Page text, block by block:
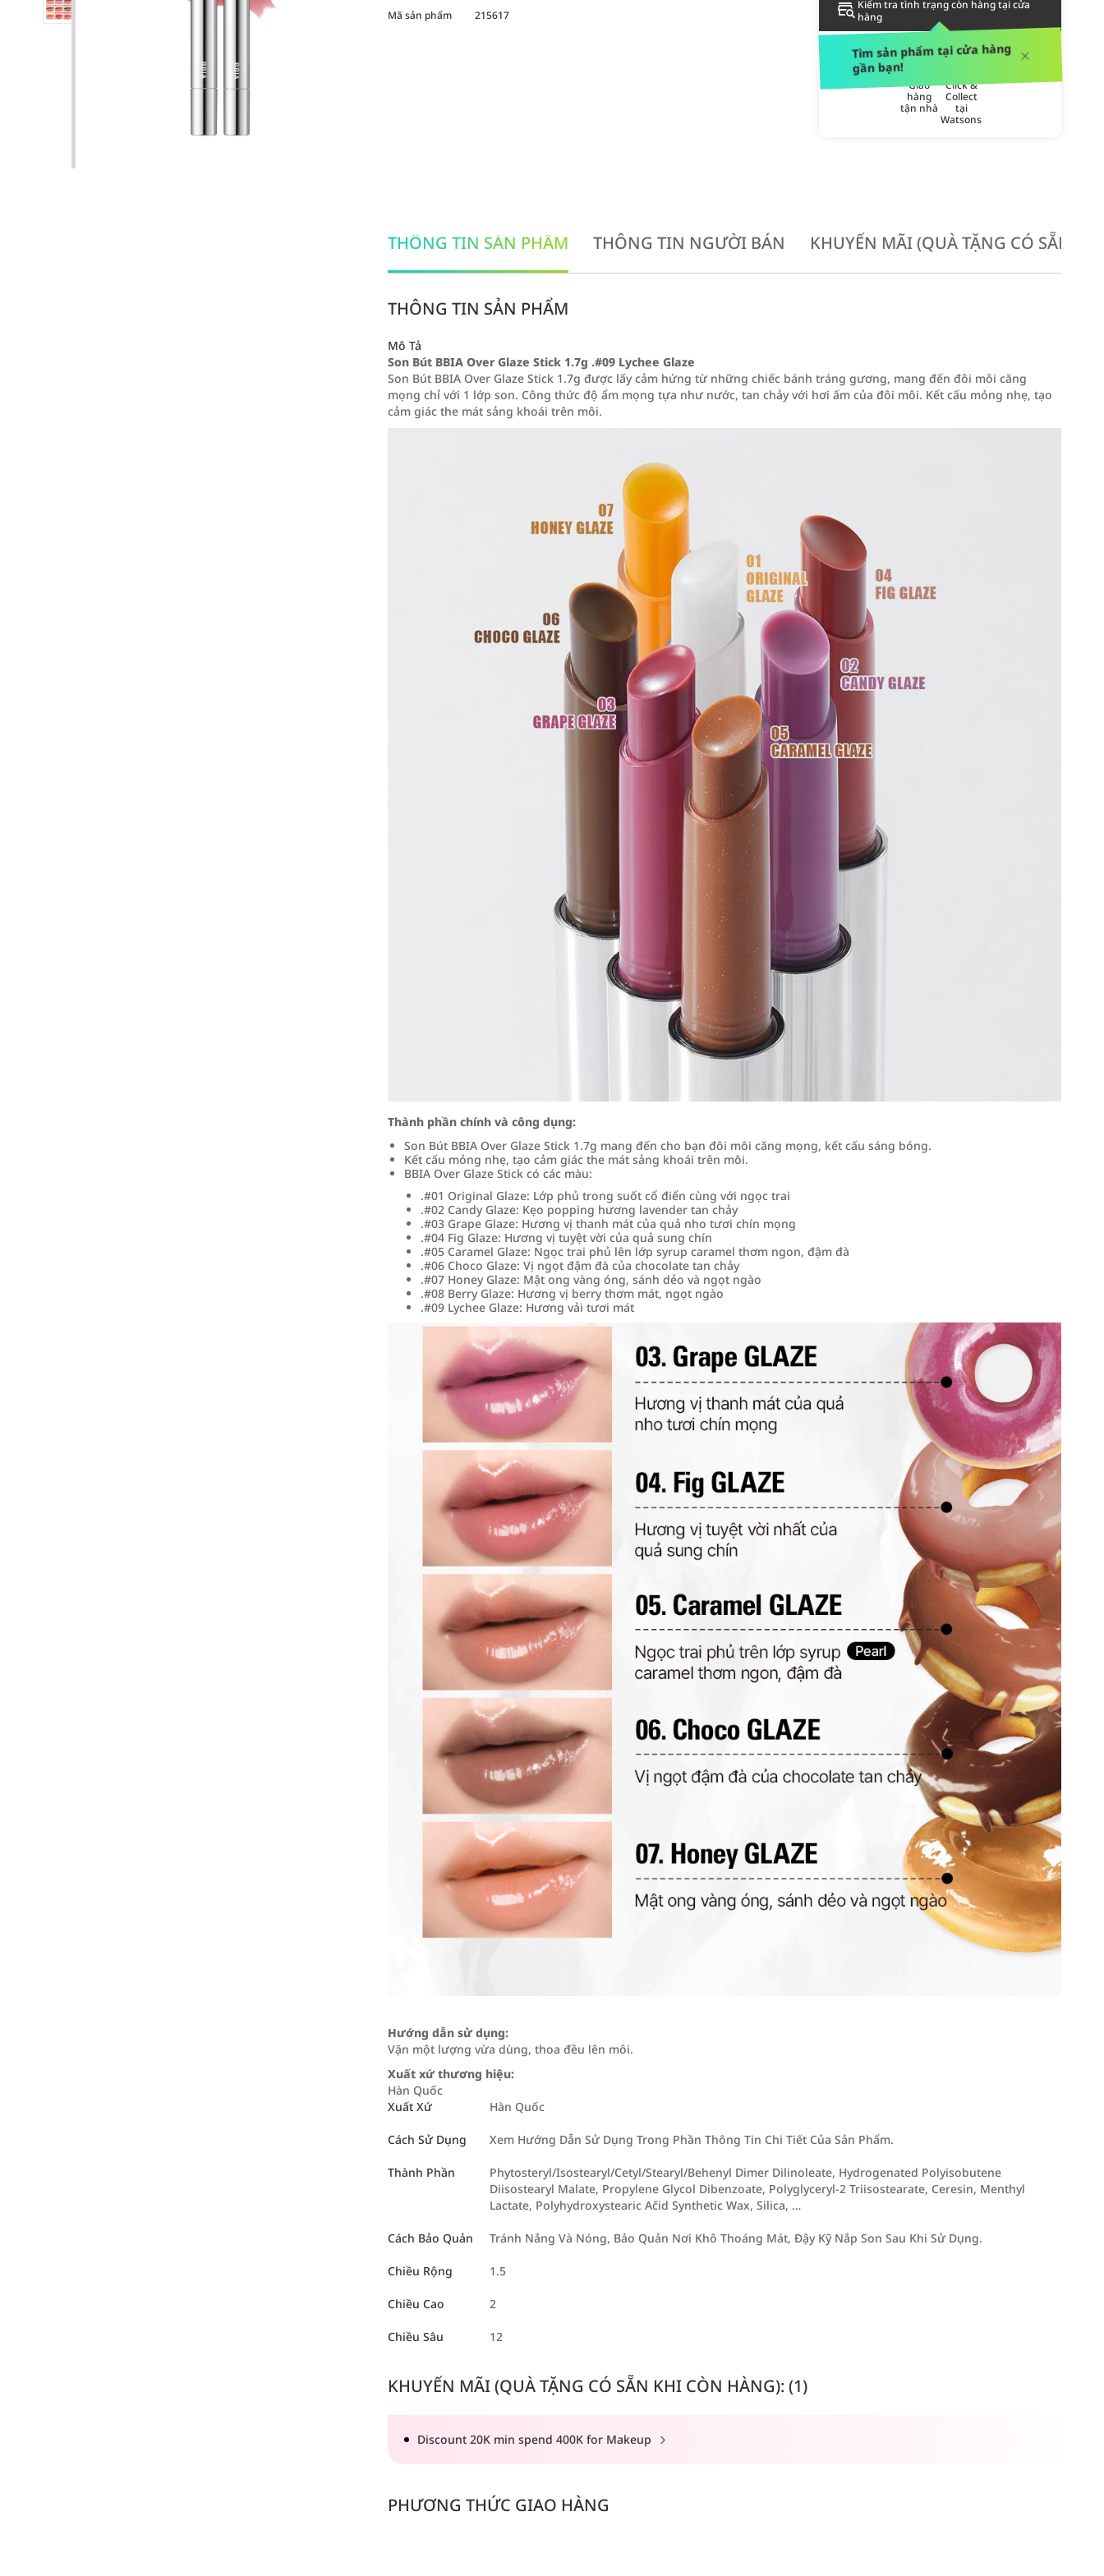
Kiểm tra tình trạng còn hàng tại cửa
hàng
Tìm sản phẩm tại cửa hàng
gần bạn!
Giao
hàng
tận nhà
Click &
Collect
tại
Watsons
Mã sản phẩm 215617
THÔNG TIN SẢN PHẨM THÔNG TIN NGƯỜI BÁN KHUYẾN MÃI (QUÀ TẶNG CÓ SẴN
THÔNG TIN SẢN PHẨM
Mô Tả
Son Bút BBIA Over Glaze Stick 1.7g .#09 Lychee Glaze
Son Bút BBIA Over Glaze Stick 1.7g được lấy cảm hứng từ những chiếc bánh tráng gương, mang đến đôi môi căng
mọng chỉ với 1 lớp son. Công thức độ ẩm mọng tựa như nước, tan chảy với hơi ấm của đôi môi. Kết cấu mỏng nhẹ, tạo
cảm giác the mát sảng khoái trên môi.
Thành phần chính và công dụng:
Son Bút BBIA Over Glaze Stick 1.7g mang đến cho bạn đôi môi căng mọng, kết cấu sáng bóng.
Kết cấu mỏng nhẹ, tạo cảm giác the mát sảng khoái trên môi.
BBIA Over Glaze Stick có các màu:
.#01 Original Glaze: Lớp phủ trong suốt cổ điển cùng với ngọc trai
.#02 Candy Glaze: Kẹo popping hương lavender tan chảy
.#03 Grape Glaze: Hương vị thanh mát của quả nho tươi chín mọng
.#04 Fig Glaze: Hương vị tuyệt vời của quả sung chín
.#05 Caramel Glaze: Ngọc trai phủ lên lớp syrup caramel thơm ngon, đậm đà
.#06 Choco Glaze: Vị ngọt đậm đà của chocolate tan chảy
.#07 Honey Glaze: Mật ong vàng óng, sánh dẻo và ngọt ngào
.#08 Berry Glaze: Hương vị berry thơm mát, ngọt ngào
.#09 Lychee Glaze: Hương vải tươi mát
Hướng dẫn sử dụng:
Vặn một lượng vừa dùng, thoa đều lên môi.
Xuất xứ thương hiệu:
Hàn Quốc
Xuất Xứ
Hàn Quốc
Cách Sử Dụng Xem Hướng Dẫn Sử Dụng Trong Phần Thông Tin Chi Tiết Của Sản Phẩm.
Thành Phần
Phytosteryl/Isostearyl/Cetyl/Stearyl/Behenyl Dimer Dilinoleate, Hydrogenated Polyisobutene
Diisostearyl Malate, Propylene Glycol Dibenzoate, Polyglyceryl-2 Triisostearate, Ceresin, Menthyl
Lactate, Polyhydroxystearic Ačid Synthetic Wax, Silica, …
Cách Bảo Quản Tránh Nắng Và Nóng, Bảo Quản Nơi Khô Thoáng Mát, Đậy Kỹ Nắp Son Sau Khi Sử Dụng.
Chiều Rộng 1.5
Chiều Cao 2
Chiều Sâu 12
KHUYẾN MÃI (QUÀ TẶNG CÓ SẴN KHI CÒN HÀNG): (1)
Discount 20K min spend 400K for Makeup
PHƯƠNG THỨC GIAO HÀNG